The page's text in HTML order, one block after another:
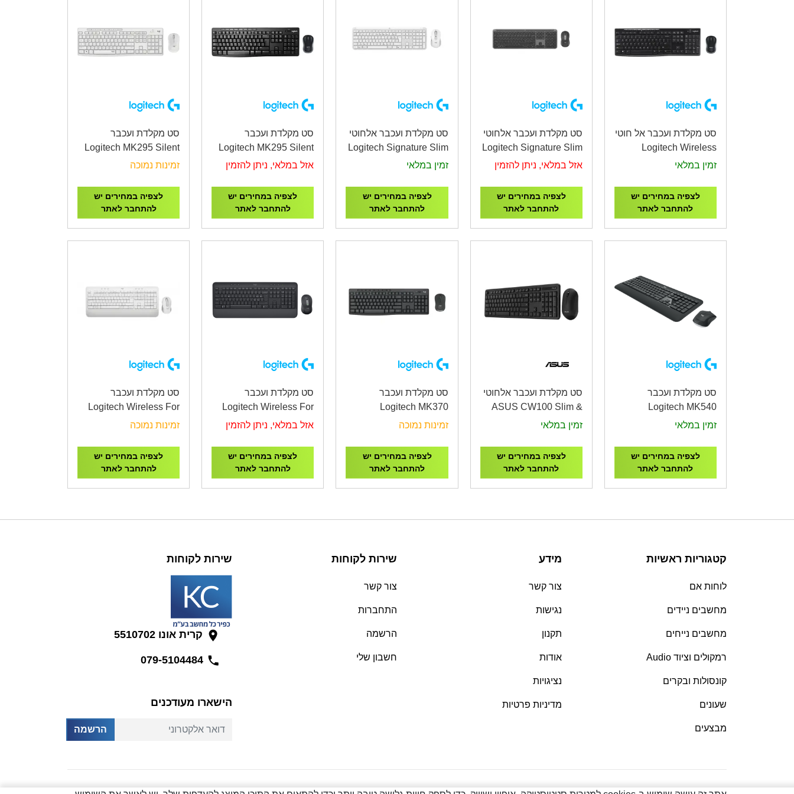
סט מקלדת ועכבר אל חוטי
Logitech Wireless
Desktop MK270
זמין במלאי
לצפיה במחירים יש
להתחבר לאתר
סט מקלדת ועכבר אלחוטי
Logitech Signature Slim
Combo MK950 Graphite
אזל במלאי, ניתן להזמין
לצפיה במחירים יש
להתחבר לאתר
סט מקלדת ועכבר אלחוטי
Logitech Signature Slim
Combo MK950 Off
זמין במלאי
לצפיה במחירים יש
להתחבר לאתר
סט מקלדת ועכבר
Logitech MK295 Silent
Wireless Combo Black
אזל במלאי, ניתן להזמין
לצפיה במחירים יש
להתחבר לאתר
סט מקלדת ועכבר
Logitech MK295 Silent
Wireless Combo White
זמינות נמוכה
לצפיה במחירים יש
להתחבר לאתר
סט מקלדת ועכבר
Logitech MK540
ADVANCED Wireless
זמין במלאי
לצפיה במחירים יש
להתחבר לאתר
סט מקלדת ועכבר אלחוטי
ASUS CW100 Slim &
Silent + COPILOT
זמין במלאי
לצפיה במחירים יש
להתחבר לאתר
סט מקלדת ועכבר
Logitech MK370
COMBO FOR
זמינות נמוכה
לצפיה במחירים יש
להתחבר לאתר
סט מקלדת ועכבר
Logitech Wireless For
Business MK650
אזל במלאי, ניתן להזמין
לצפיה במחירים יש
להתחבר לאתר
סט מקלדת ועכבר
Logitech Wireless For
Business MK650
זמינות נמוכה
לצפיה במחירים יש
להתחבר לאתר
קטגוריות ראשיות
לוחות אם
מחשבים ניידים
מחשבים נייחים
רמקולים וציוד Audio
קונסולות ובקרים
שעונים
מבצעים
מידע
צור קשר
נגישות
תקנון
אודות
נציגויות
מדיניות פרטיות
שירות לקוחות
צור קשר
התחברות
הרשמה
חשבון שלי
שירות לקוחות
קרית אונו 5510702
הישארו מעודכנים
דואר אלקטרוני הרשמה
© כל הזכויות שמורות Created byCreatix